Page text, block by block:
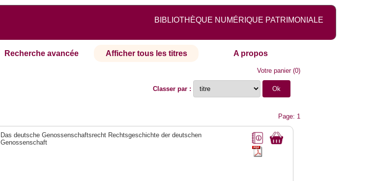
BIBLIOTHÈQUE NUMÉRIQUE PATRIMONIALE
Recherche avancée Afficher tous les titres A propos
Votre panier(0)
Classer par :
Page: 1
Das deutsche Genossenschaftsrecht Rechtsgeschichte der deutschen
Genossenschaft